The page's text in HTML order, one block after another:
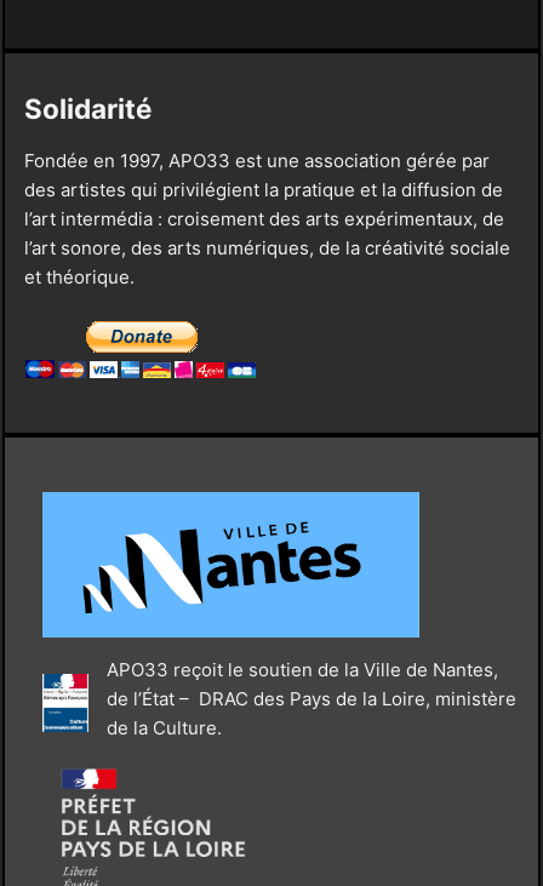
Solidarité
Fondée en 1997, APO33 est une association gérée par
des artistes qui privilégient la pratique et la diffusion de
l’art intermédia : croisement des arts expérimentaux, de
l’art sonore, des arts numériques, de la créativité sociale
et théorique.
APO33 reçoit le soutien de la Ville de Nantes,
de l’État – DRAC des Pays de la Loire, ministère
de la Culture.